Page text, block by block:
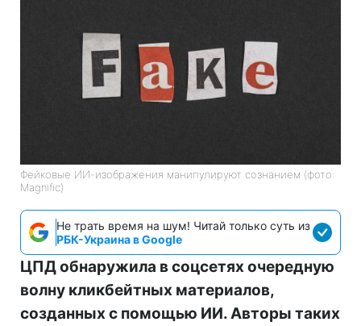
Фейковые ИИ-изображения манипулируют сознанием (фото:
Magnific)
Не трать время на шум! Читай только суть из
РБК-Украина в Google
ЦПД обнаружила в соцсетях очередную
волну кликбейтных материалов,
созданных с помощью ИИ. Авторы таких